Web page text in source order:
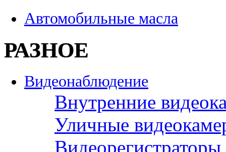
Автомобильные масла
РАЗНОЕ
Видеонаблюдение
Внутренние
Уличные
Видеорегистраторы